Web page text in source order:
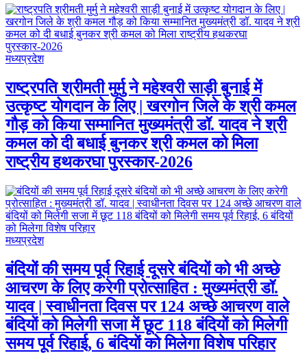
मध्यप्रदेश
राष्ट्रपति श्रीमती मुर्मु ने महेश्वरी साड़ी बुनाई में
उत्कृष्ट योगदान के लिए | खरगोन जिले के श्री कमल
गौड़ को किया सम्मानित मुख्यमंत्री डॉ. यादव ने श्री
कमल को दी बधाई बुनकर श्री कमल को मिला
राष्ट्रीय हथकरघा पुरस्कार-2026
मध्यप्रदेश
बंदियों की समय पूर्व रिहाई दूसरे बंदियों को भी अच्छे
आचरण के लिए करेगी प्रोत्साहित : मुख्यमंत्री डॉ.
यादव | स्वाधीनता दिवस पर 124 अच्छे आचरण वाले
बंदियों को मिलेगी सजा में छूट 118 बंदियों को मिलेगी
समय पूर्व रिहाई, 6 बंदियों को मिलेगा विशेष परिहार